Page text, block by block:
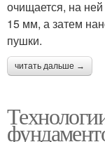
очищается, на
15 мм, а затем
пушки.
читать дальше →